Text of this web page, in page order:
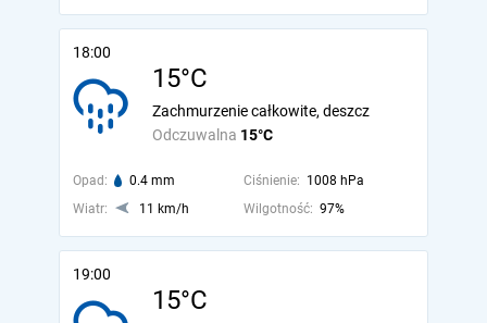
18:00
15°C
Odczuwalna 15°C
Zachmurzenie całkowite, deszcz
Opad: 0.4 mm Ciśnienie: 1008 hPa
Wiatr:
11 km/h Wilgotność: 97%
19:00
15°C